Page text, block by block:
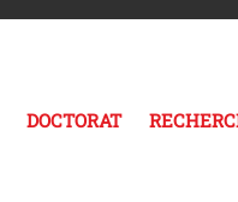
DOCTORAT